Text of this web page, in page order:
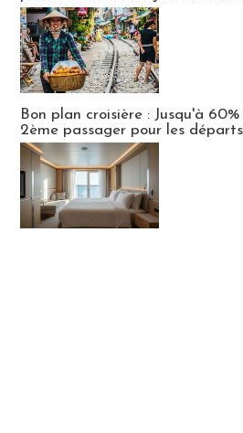
Bon plan croisière : Jusqu'à
2ème passager pour les